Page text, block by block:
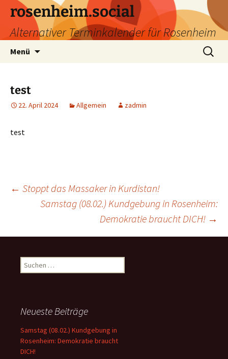
Zum
Inhalt
springen
rosenheim.social
Alternativer Terminkalender für Rosenheim
Menü
Suchen
nach:
test
22. April 2024 Allgemein zadmin
test
Beitragsnavigation
← Stoppt das Massaker in Kurdistan!
Samstag (08.02.) Kundgebung in Rosenheim:
Demokratie braucht DICH! →
Suchen
nach:
Neueste Beiträge
Samstag (08.02.) Kundgebung in
Rosenheim: Demokratie braucht
DICH!